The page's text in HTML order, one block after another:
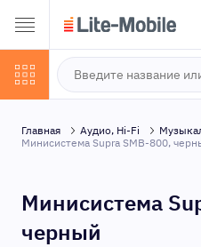
Главная Аудио, Hi-Fi
Минисистема Supra SMB-800,
Минисистема
черный